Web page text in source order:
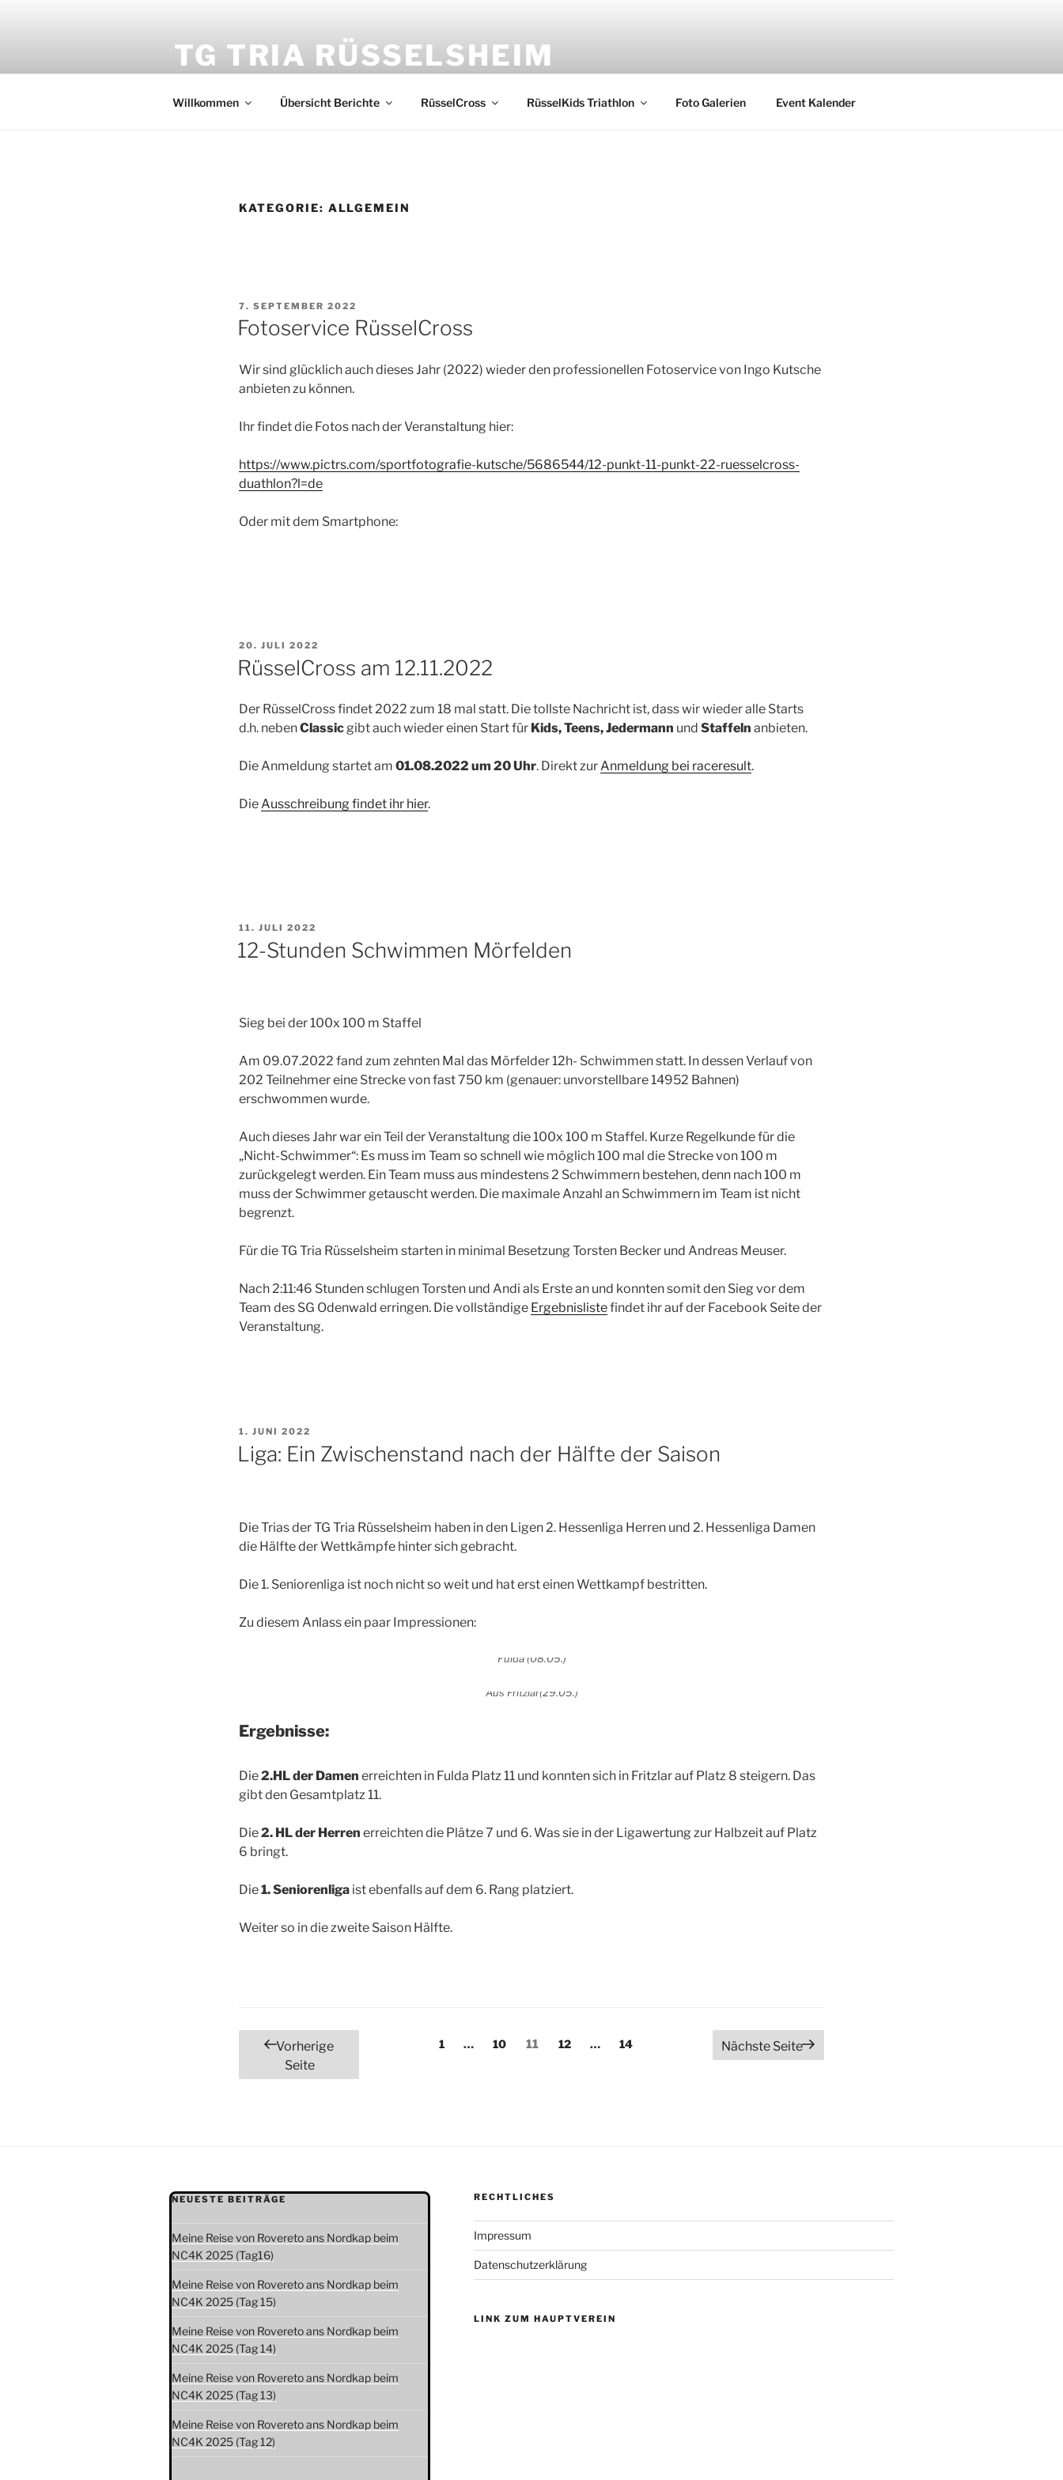
TG TRIA RÜSSELSHEIM
Willkommen Übersicht Berichte RüsselCross RüsselKids Triathlon Foto Galerien Event Kalender
KATEGORIE: ALLGEMEIN
VERÖFFENTLICHT
AM
7. SEPTEMBER 2022
Fotoservice RüsselCross
Wir sind glücklich auch dieses Jahr (2022) wieder den professionellen Fotoservice von Ingo Kutsche
anbieten zu können.
Ihr findet die Fotos nach der Veranstaltung hier:
https://www.pictrs.com/sportfotografie-kutsche/5686544/12-punkt-11-punkt-22-ruesselcross-
duathlon?l=de
Oder mit dem Smartphone:
VERÖFFENTLICHT
20. JULI 2022
RüsselCross am 12.11.2022
Der RüsselCross findet 2022 zum 18 mal statt. Die tollste Nachricht ist, dass wir wieder alle Starts
d.h. nebenClassicgibt auch wieder einen Start für Kids, Teens, Jedermann und Staffeln anbieten.
Die Anmeldung startet am 01.08.2022 um 20 Uhr. Direkt zurAnmeldung bei raceresult.
DieAusschreibung findet ihr hier.
VERÖFFENTLICHT
AM
11. JULI 2022
12-Stunden Schwimmen Mörfelden
Sieg bei der 100x 100 m Staffel
Am 09.07.2022 fand zum zehnten Mal das Mörfelder 12h- Schwimmen statt. In dessen Verlauf von
202 Teilnehmer eine Strecke von fast 750 km (genauer: unvorstellbare 14952 Bahnen)
erschwommen wurde.
Auch dieses Jahr war ein Teil der Veranstaltung die 100x 100 m Staffel. Kurze Regelkunde für die
„Nicht-Schwimmer“: Es muss im Team so schnell wie möglich 100 mal die Strecke von 100 m
zurückgelegt werden. Ein Team muss aus mindestens 2 Schwimmern bestehen, denn nach 100 m
muss der Schwimmer getauscht werden. Die maximale Anzahl an Schwimmern im Team ist nicht
begrenzt.
Für die TG Tria Rüsselsheim starten in minimal Besetzung Torsten Becker und Andreas Meuser.
Nach 2:11:46 Stunden schlugen Torsten und Andi als Erste an und konnten somit den Sieg vor dem
Team des SG Odenwald erringen. Die vollständige Ergebnislistefindet ihr auf der Facebook Seite der
Veranstaltung.
VERÖFFENTLICHT
AM
1. JUNI 2022
Liga: Ein Zwischenstand nach der Hälfte der Saison
Die Trias der TG Tria Rüsselsheim haben in den Ligen 2. Hessenliga Herren und 2. Hessenliga Damen
die Hälfte der Wettkämpfe hinter sich gebracht.
Die 1. Seniorenliga ist noch nicht so weit und hat erst einen Wettkampf bestritten.
Zu diesem Anlass ein paar Impressionen:
Fulda (08.05.)
Aus Fritzlar(29.05.)
Ergebnisse:
Die2.HL der Damen erreichten in Fulda Platz 11 und konnten sich in Fritzlar auf Platz 8 steigern. Das
gibt den Gesamtplatz 11.
Die2. HL der Herren erreichten die Plätze 7 und 6. Was sie in der Ligawertung zur Halbzeit auf Platz
6 bringt.
Die1. Seniorenliga ist ebenfalls auf dem 6. Rang platziert.
Weiter so in die zweite Saison Hälfte.
Seitennummerierung
Vorherige
Seite
Seite
1 … Seite
10 Seite
11 Seite
12 … Seite
14 Nächste Seite
NEUESTE BEITRÄGE
Meine Reise von Rovereto ans Nordkap beim
NC4K 2025 (Tag16)
Meine Reise von Rovereto ans Nordkap beim
NC4K 2025 (Tag 15)
Meine Reise von Rovereto ans Nordkap beim
NC4K 2025 (Tag 14)
Meine Reise von Rovereto ans Nordkap beim
NC4K 2025 (Tag 13)
Meine Reise von Rovereto ans Nordkap beim
NC4K 2025 (Tag 12)
RECHTLICHES
Impressum
Datenschutzerklärung
LINK ZUM HAUPTVEREIN